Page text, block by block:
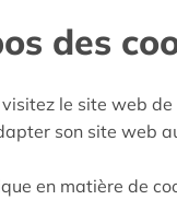
?
déplacer
à la collecte
les donner aussi
des
le site web
son site web
en matière de